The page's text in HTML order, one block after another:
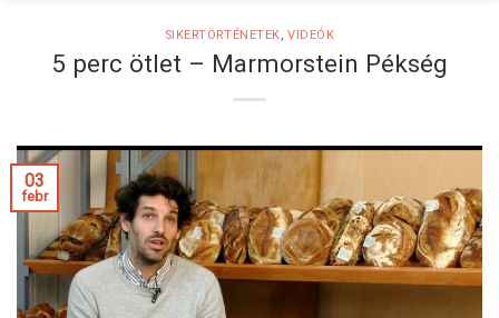
SIKERTÖRTÉNETEK,VIDEÓK
5 perc ötlet – Marmorstein Pékség
03
febr